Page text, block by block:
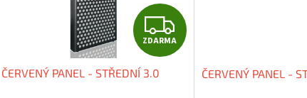
Z
D
ZDARMA
ČERVENÝ PANEL - STŘEDNÍ 3.0 ČERVENÝ PANEL -